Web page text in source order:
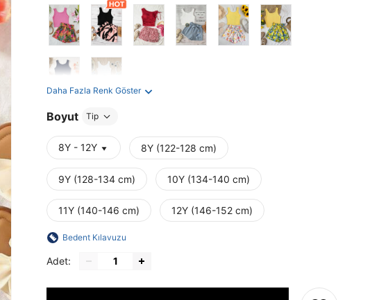
Daha Fazla Renk Göster
Boyut Tip
8Y - 12Y 8Y (122-128 cm)
9Y (128-134 cm) 10Y (134-140 cm)
11Y (140-146 cm) 12Y (146-152 cm)
Bedent Kılavuzu
Adet: